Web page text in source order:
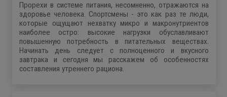
Прорехи в системе питания, несомненно, отражаются на
здоровье человека. Спортсмены - это как раз те люди,
которые ощущают нехватку микро и макронутриентов
наиболее остро: высокие нагрузки обуславливают
повышенную потребность в питательных веществах.
Начинать день следует с полноценного и вкусного
завтрака и сегодня мы расскажем об особенностях
составления утреннего рациона.